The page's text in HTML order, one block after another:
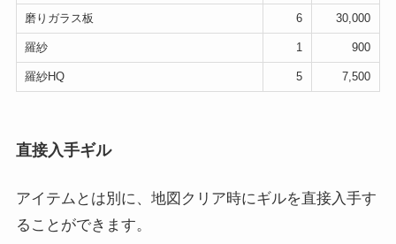
磨りガラス板 6 30,000
羅紗 1 900
羅紗HQ 5 7,500
直接入手ギル
アイテムとは別に、地図クリア時にギルを直接入手す
ることができます。